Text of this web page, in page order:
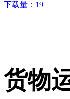
下载量： 19
货物